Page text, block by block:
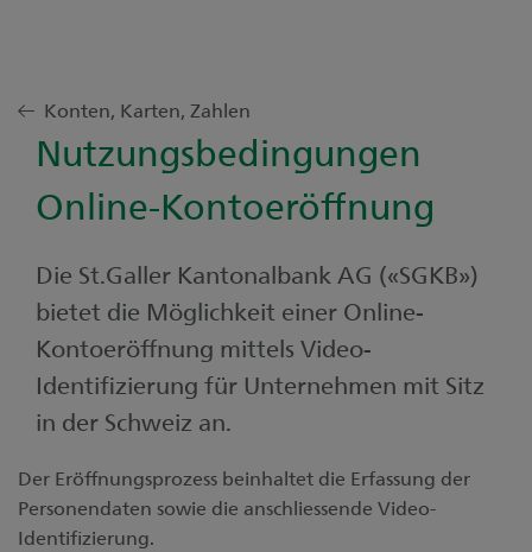
Konten, Karten, Zahlen
Nutzungsbedingungen
Online-Kontoeröffnung
Die St.Galler Kantonalbank AG («SGKB»)
bietet die Möglichkeit einer Online-
Kontoeröffnung mittels Video-
Identifizierung für Unternehmen mit Sitz
in der Schweiz an.
Der Eröffnungsprozess beinhaltet die Erfassung der
Personendaten sowie die anschliessende Video-
Identifizierung.